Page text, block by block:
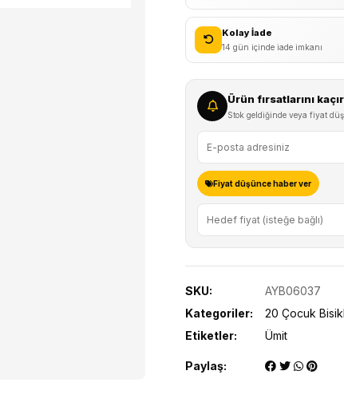
Jant
Çocuk
Bisikleti
Siyah/Mavi
Kolay İade
14 gün içinde iade imkanı
Ürün fırsatlarını
Stok geldiğinde veya fiyat
Fiyat düşünce haber ver
SKU:
AYB06037
Kategoriler:
20 Çocuk
Etiketler:
Ümit
Paylaş: